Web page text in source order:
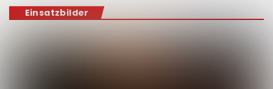
Einsatzbilder